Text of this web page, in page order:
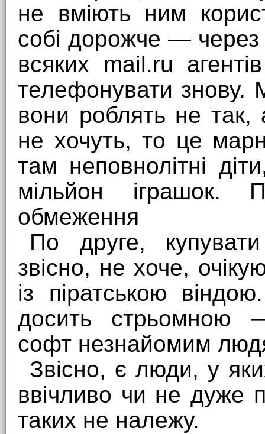
не вміють ним
собі дорожче —
всяких mail.ru
телефонувати
вони роблять не так,
не хочуть, то це
там неповнолітні
мільйон іграшок.
обмеження
По друге,
звісно, не хоче,
із піратською
досить стрьомною
софт незнайомим
Звісно, є люди, у
ввічливо чи не дуже
таких не належу.